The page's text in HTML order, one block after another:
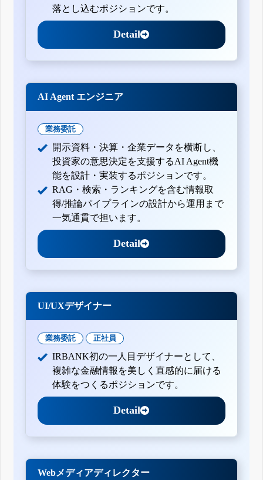
落とし込むポジションです。
Detail
AI Agent エンジニア
業務委託
開示資料・決算・企業データを横断し、
投資家の意思決定を支援するAI Agent機
能を設計・実装するポジションです。
RAG・検索・ランキングを含む情報取
得/推論パイプラインの設計から運用まで
一気通貫で担います。
Detail
UI/UXデザイナー
業務委託 正社員
IRBANK初の一人目デザイナーとして、
複雑な金融情報を美しく直感的に届ける
体験をつくるポジションです。
Detail
Webメディアディレクター